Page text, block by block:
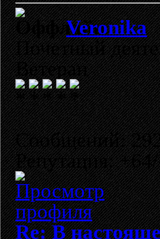
Veronika
Почетный
Ветеран
Сообщений:
Репутация:
Re: В